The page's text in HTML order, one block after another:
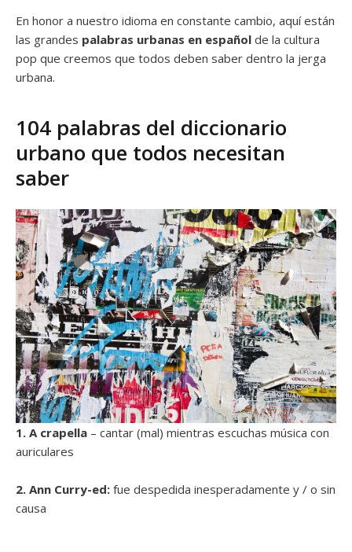
En honor a nuestro idioma en constante cambio, aquí están
las grandes palabras urbanas en español de la cultura
pop que creemos que todos deben saber dentro la jerga
urbana.
104 palabras del diccionario
urbano que todos necesitan
saber
1. A crapella – cantar (mal) mientras escuchas música con
auriculares
2. Ann Curry-ed: fue despedida inesperadamente y / o sin
causa